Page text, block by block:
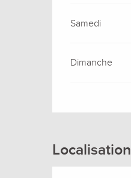
Samedi
Dimanche
Localisation